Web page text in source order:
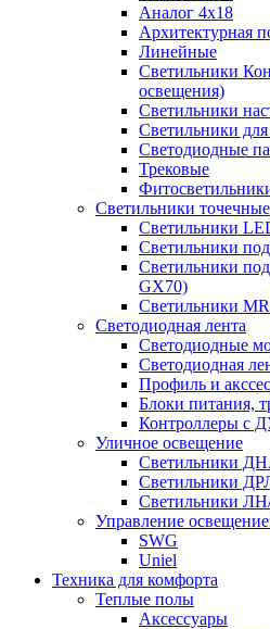
Аналог 4х18
Архитектурная
Линейные
Светильники
освещения)
Светильники
Светильники
Светодиодные
Трековые
Светильники точечные
Светильники
Светильники
Светильники
GX70)
Светильники
Светодиодная лента
Светодиодные
Светодиодная
Профиль и
Блоки питания,
Контроллеры с
Уличное освещение
Светильники
Светильники
Светильники
Управление
SWG
Uniel
Техника для комфорта
Теплые полы
Аксессуары